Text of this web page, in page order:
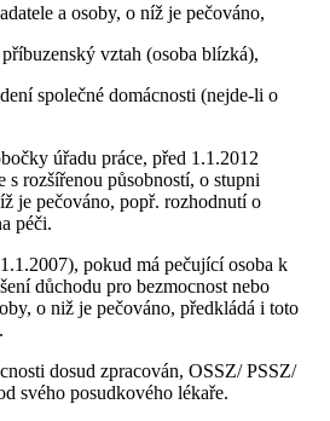
a osoby, o níž je pečováno,
vztah (osoba blízká),
společné domácnosti (nejde-li o
úřadu práce, před 1.1.2012
s rozšířenou působností, o stupni
je pečováno, popř. rozhodnutí o
péči.
pokud má pečující osoba k
důchodu pro bezmocnost nebo
o niž je pečováno, předkládá i toto
dosud zpracován, OSSZ/ PSSZ/
svého posudkového lékaře.